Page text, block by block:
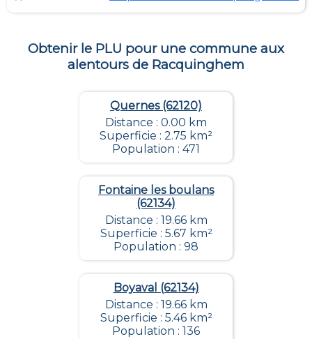
Obtenir le PLU pour une commune aux
alentours de Racquinghem
Quernes (62120)
Distance : 0.00 km
Superficie : 2.75 km²
Population : 471
Fontaine les boulans
(62134)
Distance : 19.66 km
Superficie : 5.67 km²
Population : 98
Boyaval (62134)
Distance : 19.66 km
Superficie : 5.46 km²
Population : 136